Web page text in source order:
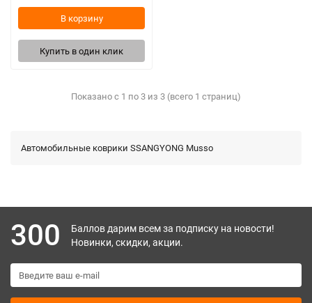
В корзину
Купить в один клик
Показано с 1 по 3 из 3 (всего 1 страниц)
Автомобильные коврики SSANGYONG Musso
300
Баллов дарим всем за подписку на новости!
Новинки, скидки, акции.